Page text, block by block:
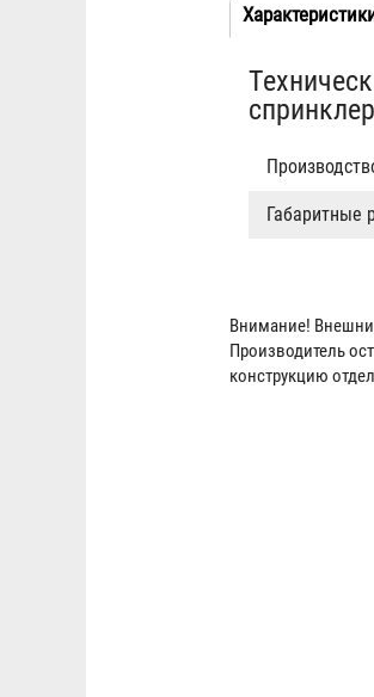
Табы
Габаритные
Внимание!
Производитель
конструкцию